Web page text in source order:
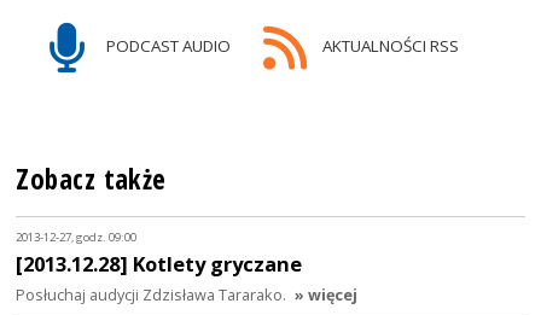
PODCAST AUDIO AKTUALNOŚCI RSS
Zobacz także
2013-12-27, godz. 09:00
[2013.12.28] Kotlety gryczane
Posłuchaj audycji Zdzisława Tararako. » więcej